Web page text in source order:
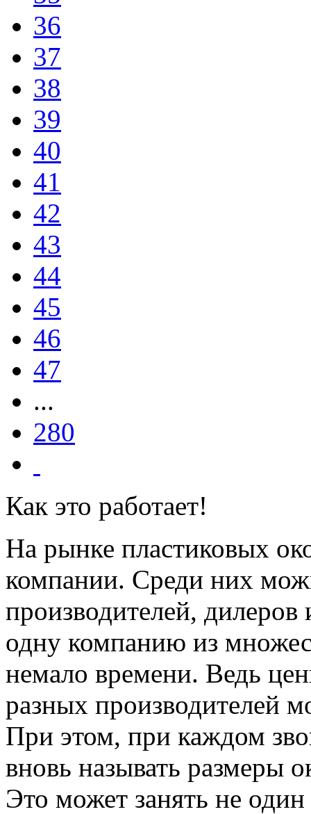
36
37
38
39
40
41
42
43
44
45
46
47
...
280
Как это работает!
На рынке пластиковых
компании. Среди них
производителей,
одну компанию из
немало времени. Ведь
разных производителей
При этом, при каждом
вновь называть размеры
Это может занять не